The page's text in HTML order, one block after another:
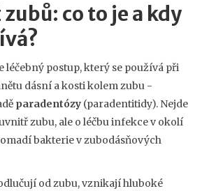
co to je a kdy
léčebný postup, který se používá při
dásní a kosti kolem zubu -
paradentózy (paradentitidy). Nejde
zubu, ale o léčbu infekce v okolí
bakterie v zubodásňových
od zubu, vznikají hluboké